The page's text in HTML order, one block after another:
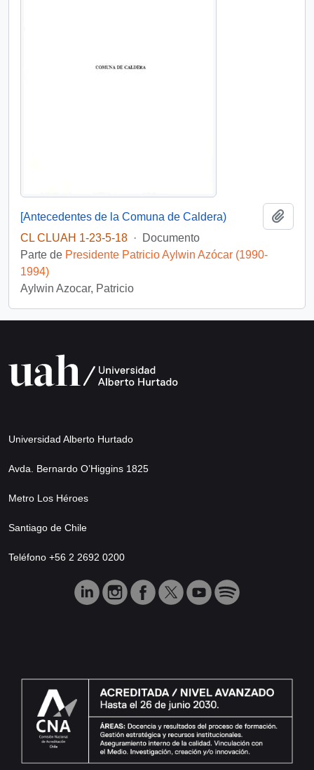
[Antecedentes de la Comuna de Caldera)
CL CLUAH 1-23-5-18 ·
Documento
Parte de Presidente Patricio Aylwin Azócar (1990-
1994)
Aylwin Azocar, Patricio
Universidad Alberto Hurtado
Avda. Bernardo O’Higgins 1825
Metro Los Héroes
Santiago de Chile
Teléfono +56 2 2692 0200